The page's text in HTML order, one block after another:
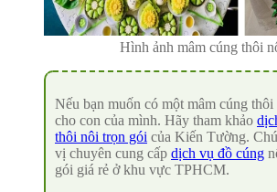
Hình ảnh mâm cúng thôi
Nếu bạn muốn có một mâm cúng
cho con của mình. Hãy tham khảo
thôi nôi trọn gói của Kiến Tường.
vị chuyên cung cấp dịch vụ đồ cúng
gói giá rẻ ở khu vực TPHCM.